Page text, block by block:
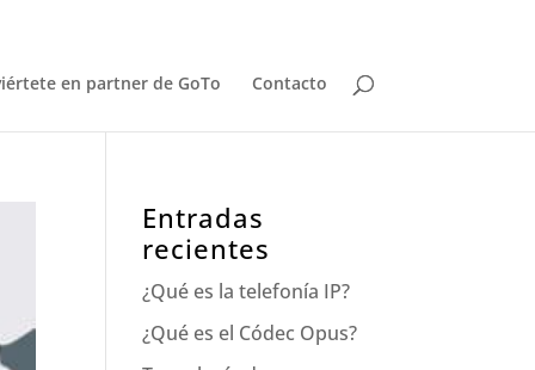
en partner de GoTo Contacto
Entradas
recientes
¿Qué es la telefonía IP?
¿Qué es el Códec Opus?